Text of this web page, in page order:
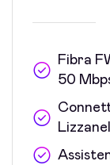
Fibra
50